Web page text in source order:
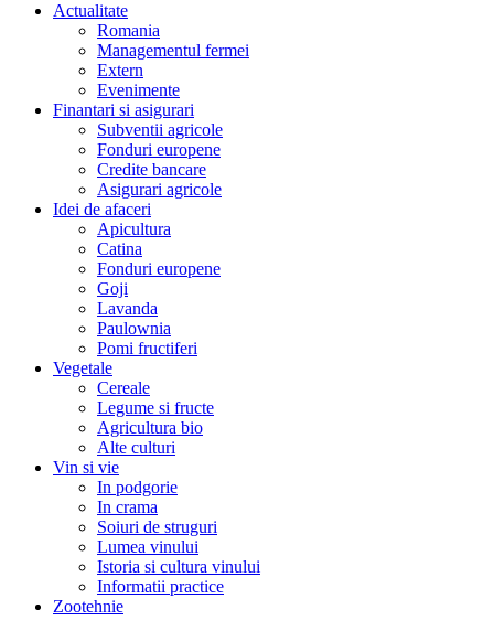
Actualitate
Romania
Managementul fermei
Extern
Evenimente
Finantari si asigurari
Subventii agricole
Fonduri europene
Credite bancare
Asigurari agricole
Idei de afaceri
Apicultura
Catina
Fonduri europene
Goji
Lavanda
Paulownia
Pomi fructiferi
Vegetale
Cereale
Legume si fructe
Agricultura bio
Alte culturi
Vin si vie
In podgorie
In crama
Soiuri de struguri
Lumea vinului
Istoria si cultura vinului
Informatii practice
Zootehnie